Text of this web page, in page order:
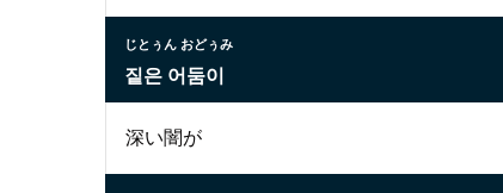
じとぅん おどぅみ
짙은 어둠이
深い闇が